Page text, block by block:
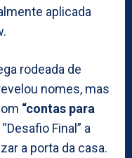
aplicada
rodeada de
nomes, mas
“contas para
Final” a
a porta da casa.